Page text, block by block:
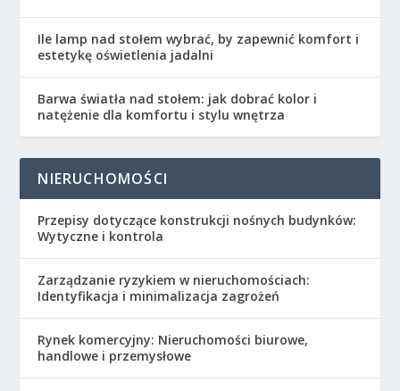
Ile lamp nad stołem wybrać, by zapewnić komfort i
estetykę oświetlenia jadalni
Barwa światła nad stołem: jak dobrać kolor i
natężenie dla komfortu i stylu wnętrza
NIERUCHOMOŚCI
Przepisy dotyczące konstrukcji nośnych budynków:
Wytyczne i kontrola
Zarządzanie ryzykiem w nieruchomościach:
Identyfikacja i minimalizacja zagrożeń
Rynek komercyjny: Nieruchomości biurowe,
handlowe i przemysłowe